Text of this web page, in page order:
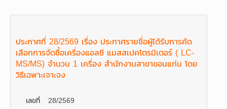
ประกาศที่ 28/2569 เรื่อง ประกาศรายชื่อผู้ได้รับการคัด
เลือกการจัดซื้อเครื่องแอลซี แมสสเปคโตรมิเตอร์ ( LC-
MS/MS) จำนวน 1 เครื่อง สำนักงานสาขาขอนแก่น โดย
วิธีเฉพาะเจาะจง
เลขที่
28/2569